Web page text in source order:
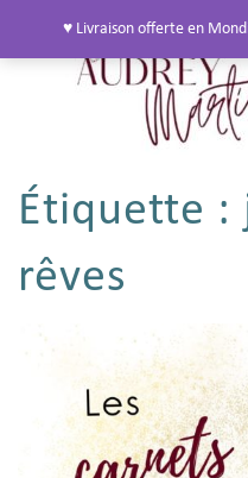
Étiquette :
rêves
♥ Livraison offerte en